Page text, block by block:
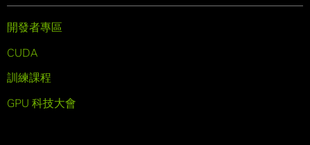
開發者專區
CUDA
訓練課程
GPU 科技大會